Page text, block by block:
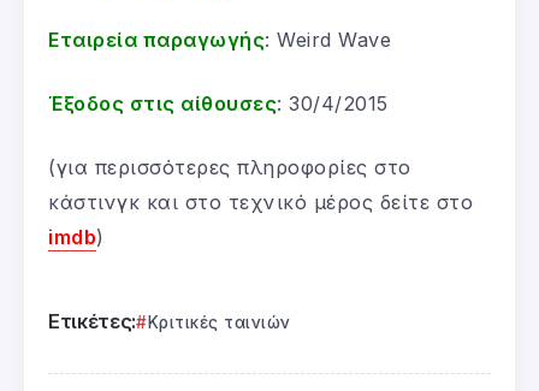
Εταιρεία παραγωγής: Weird Wave
Έξοδος στις αίθουσες: 30/4/2015
(για περισσότερες πληροφορίες στο
κάστινγκ και στο τεχνικό μέρος δείτε στο
imdb)
Ετικέτες: Κριτικές ταινιών